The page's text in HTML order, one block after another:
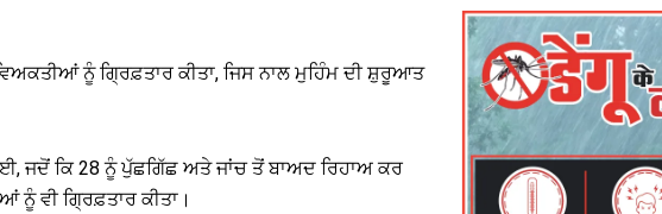
ਨੂੰ ਗ੍ਰਿਫ਼ਤਾਰ ਕੀਤਾ, ਜਿਸ ਨਾਲ ਮੁਹਿੰਮ ਦੀ ਸ਼ੁਰੂਆਤ
ਜਦੋਂ ਕਿ 28 ਨੂੰ ਪੁੱਛਗਿੱਛ ਅਤੇ ਜਾਂਚ ਤੋਂ ਬਾਅਦ ਰਿਹਾਅ ਕਰ
ਨੂੰ ਵੀ ਗ੍ਰਿਫ਼ਤਾਰ ਕੀਤਾ।